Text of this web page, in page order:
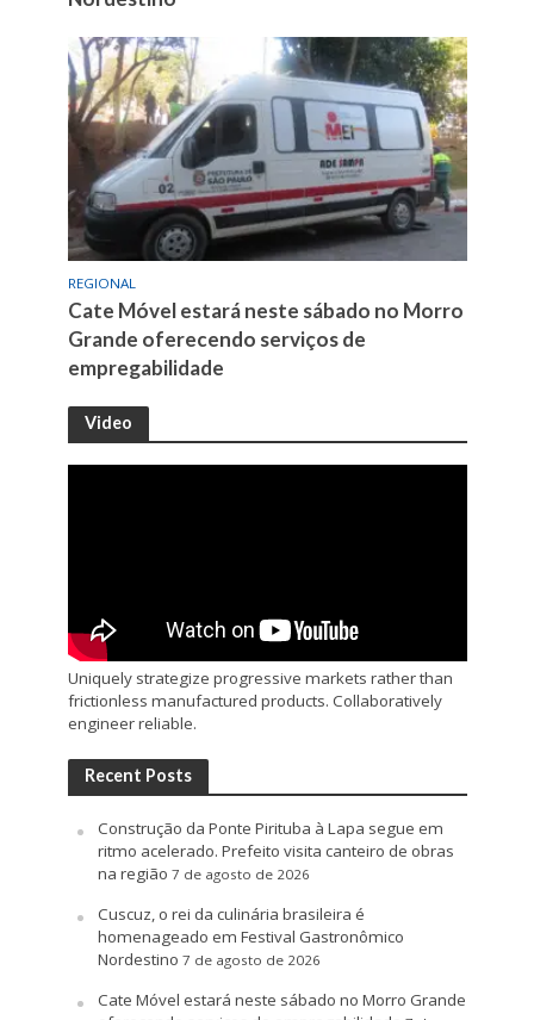
REGIONAL
Cate Móvel estará neste sábado no Morro
Grande oferecendo serviços de
empregabilidade
Video
Uniquely strategize progressive markets rather than
frictionless manufactured products. Collaboratively
engineer reliable.
Recent Posts
Construção da Ponte Pirituba à Lapa segue em
ritmo acelerado. Prefeito visita canteiro de obras
na região 7 de agosto de 2026
Cuscuz, o rei da culinária brasileira é
homenageado em Festival Gastronômico
Nordestino 7 de agosto de 2026
Cate Móvel estará neste sábado no Morro Grande